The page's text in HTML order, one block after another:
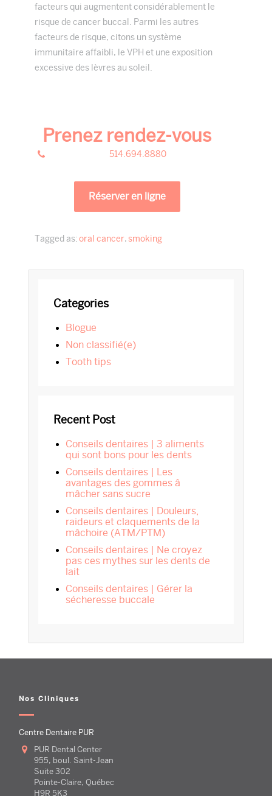
facteurs qui augmentent considérablement le
risque de cancer buccal. Parmi les autres
facteurs de risque, citons un système
immunitaire affaibli, le VPH et une exposition
excessive des lèvres au soleil.
Prenez rendez-vous
514.694.8880
Réserver en ligne
Tagged as:oral cancer,smoking
Sidebar
Categories
blogue
Non classifié(e)
tooth tips
Recent Post
Conseils dentaires | 3 aliments
qui sont bons pour les dents
Conseils dentaires | Les
avantages des gommes â
mâcher sans sucre
Conseils dentaires | Douleurs,
raideurs et claquements de la
mâchoire (ATM/PTM)
Conseils dentaires | Ne croyez
pas ces mythes sur les dents de
lait
Conseils dentaires | Gérer la
sécheresse buccale
Nos Cliniques
Centre Dentaire PUR
PUR Dental Center
955, boul. Saint-Jean
Suite 302
Pointe-Claire, Québec
H9R 5K3